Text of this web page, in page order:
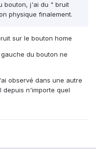
bouton, j'ai du " bruit
physique finalement.
sur le bouton home
du bouton ne
observé dans une autre
depuis n'importe quel